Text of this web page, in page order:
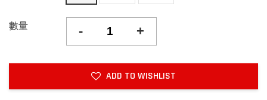
數量 - +
ADD TO WISHLIST